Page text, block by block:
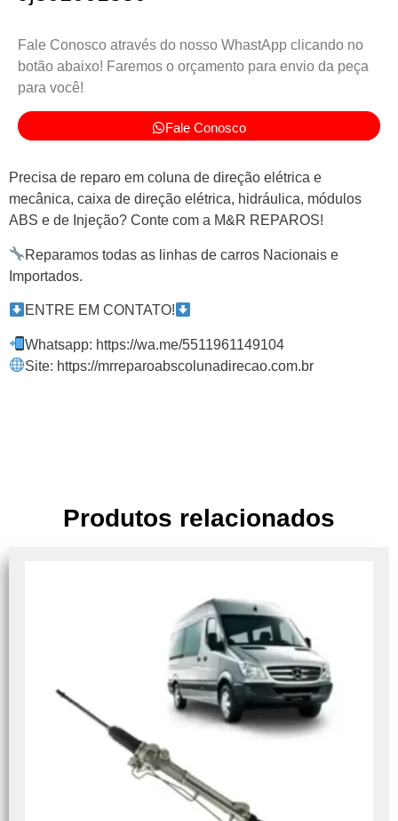
Fale Conosco através do nosso WhastApp clicando no
botão abaixo! Faremos o orçamento para envio da peça
para você!
Fale Conosco
Precisa de reparo em coluna de direção elétrica e
mecânica, caixa de direção elétrica, hidráulica, módulos
ABS e de Injeção? Conte com a M&R REPAROS!
Reparamos todas as linhas de carros Nacionais e
Importados.
ENTRE EM CONTATO!
Whatsapp: https://wa.me/5511961149104
Site: https://mrreparoabscolunadirecao.com.br
Produtos relacionados